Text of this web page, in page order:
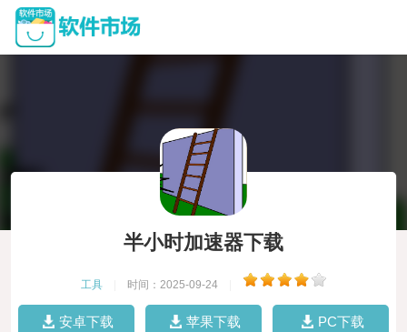
半小时加速器下载
工具 时间：2025-09-24
安卓下载 苹果下载 PC下载